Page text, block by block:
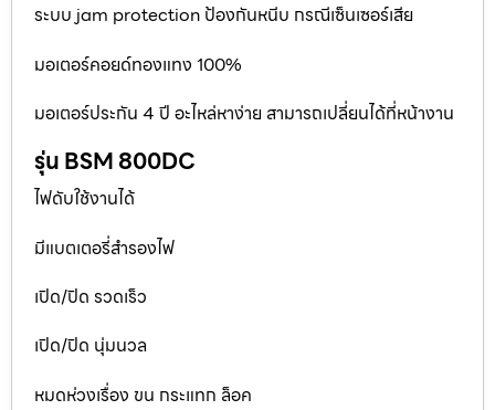
ระบบ jam protection ป้องกันหนีบ กรณีเซ็นเซอร์เสีย
มอเตอร์คอยด์ทองแทง 100%
มอเตอร์ประกัน 4 ปี อะไหล่หาง่าย สามารถเปลี่ยนได้ที่หน้างาน
รุ่น BSM 800DC
ไฟดับใช้งานได้
มีแบตเตอรี่สำรองไฟ
เปิด/ปิด รวดเร็ว
เปิด/ปิด นุ่มนวล
หมดห่วงเรื่อง ขน กระแทก ล็อค